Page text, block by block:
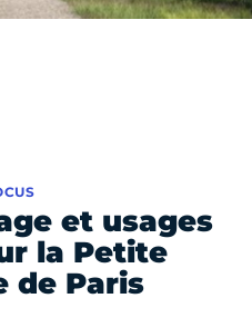
et usages
la Petite
de Paris